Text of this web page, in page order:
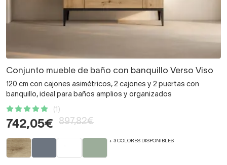
Conjunto mueble de baño con banquillo Verso Viso
120 cm con cajones asimétricos, 2 cajones y 2 puertas con
banquillo, ideal para baños amplios y organizados
(1)
742,05€ 897,82€
+ 3 COLORES DISPONIBLES